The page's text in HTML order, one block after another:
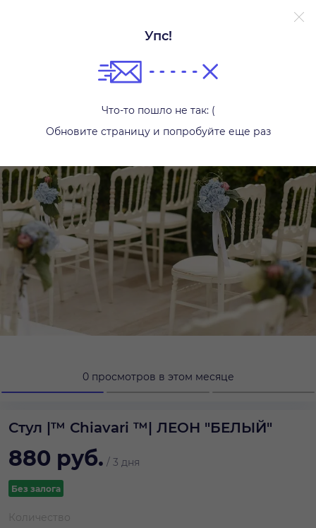
Упс!
Что-то пошло не так: (
Обновите страницу и попробуйте еще раз
0 просмотров в этом месяце
Стул |™ Сhiavari ™| ЛЕОН "БЕЛЫЙ"
880 руб. / 3 дня
Без залога
Количество